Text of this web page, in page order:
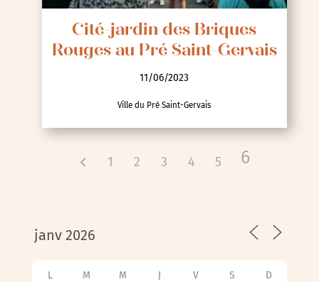
Cité-jardin des Briques
Rouges au Pré Saint-Gervais
11/06/2023
Ville du Pré Saint-Gervais
1 2 3 4 5 6
L M M J V S D